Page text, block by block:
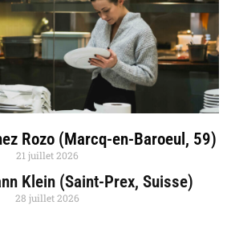
Rozo (Marcq-en-Baroeul, 59)
21 juillet 2026
Klein (Saint-Prex, Suisse)
28 juillet 2026